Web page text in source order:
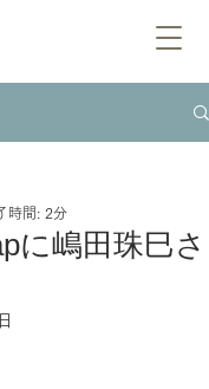
に嶋田珠巳さ
時間: 2分